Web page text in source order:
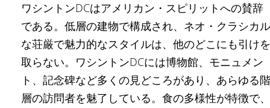
ワシントンDCはアメリカン・スピリットへの賛辞
である。低層の建物で構成され、ネオ・クラシカル
な荘厳で魅力的なスタイルは、他のどこにも引けを
取らない。ワシントンDCには博物館、モニュメン
ト、記念碑など多くの見どころがあり、あらゆる階
層の訪問者を魅了している。食の多様性が特徴で、